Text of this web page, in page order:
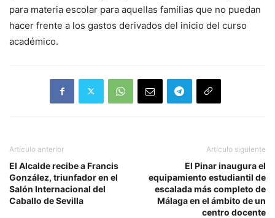
para materia escolar para aquellas familias que no puedan
hacer frente a los gastos derivados del inicio del curso
académico.
Artículo anterior
El Alcalde recibe a Francis
González, triunfador en el
Salón Internacional del
Caballo de Sevilla
Artículo siguiente
El Pinar inaugura el
equipamiento estudiantil de
escalada más completo de
Málaga en el ámbito de un
centro docente